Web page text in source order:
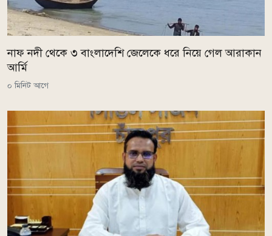
নাফ নদী থেকে ৩ বাংলাদেশি জেলেকে ধরে নিয়ে গেল আরাকান
আর্মি
০ মিনিট আগে